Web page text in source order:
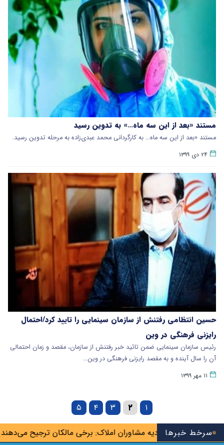
سرخط خبرها
اتحادیه مشاوران املاک: برخی مالکان ترجیح می‌دهند خانه
مستند «بعد از این سه ماه…» به تدوین رسید
مستند «بعد از این سه ماه… به کارگردانی محمد عبدی‌زاده به مرحله تدوین رسید.
۲۴ دی ۱۳۹۹
حسین انتظامی رفتنش از سازمان سینمایی را تایید کرد/احتمال
رایزنی فرهنگی در وین
رئیس سازمان سینمایی ضمن تائید خبر رفتنش از سازمان، مقصد و زمان احتمالی
آن را سال آینده و به مقصد رایزنی فرهنگی در وین…
۱۱ مهر ۱۳۹۹
۱ ۲ ۳ ۴ ۵